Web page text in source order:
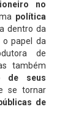
no
política
dentro da
o papel da
de
também
de seus
se tornar
de